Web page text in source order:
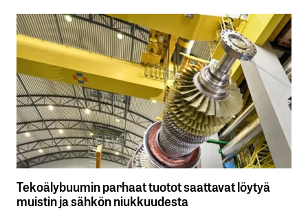
Tekoälybuumin parhaat tuotot saattavat löytyä
muistin ja sähkön niukkuudesta